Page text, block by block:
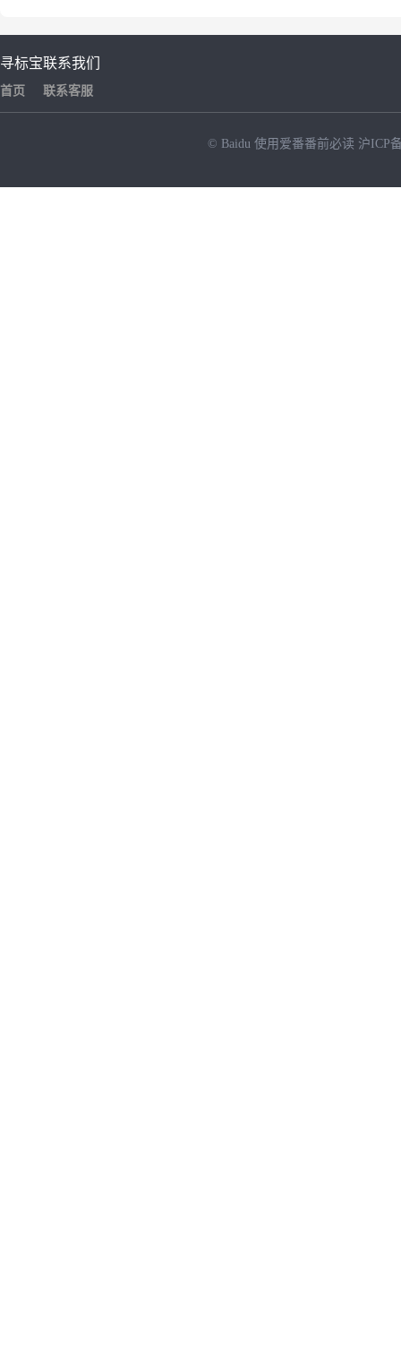
寻标宝
首页
联系我们
联系客服
© Baidu 使用爱番番前必读 沪ICP